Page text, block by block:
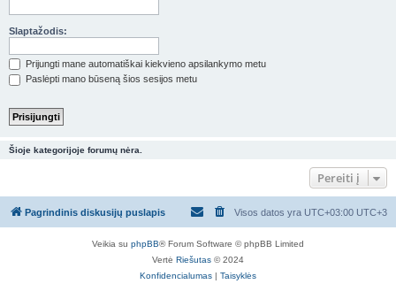
Slaptažodis:
Prijungti mane automatiškai kiekvieno apsilankymo metu
Paslėpti mano būseną šios sesijos metu
Šioje kategorijoje forumų nėra.
Pereiti į
Pagrindinis diskusijų puslapis Visos datos yra UTC+03:00 UTC+3
Veikia su phpBB® Forum Software © phpBB Limited
Vertė Riešutas © 2024
Konfidencialumas | Taisyklės